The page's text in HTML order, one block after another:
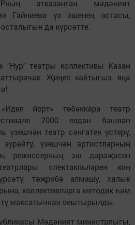
атказанган мәдәният
Гайниева үз эшенең остасы,
да күрсәтте.
"Нур" театры коллективы Казан
Җиңеп кайтыгыз, яңа
йорт» төбәккара театр
2000 елдан башлап
үзешчән театр сәнгатен үстерү,
үзешчән артистларның
режиссерның эш дәрәҗәсен
спектакльләрен киң
тәҗрибә алмашу, халык
коллективларга методик һәм
максатыннан оештырылды.
Мәдәният министрлыгы,